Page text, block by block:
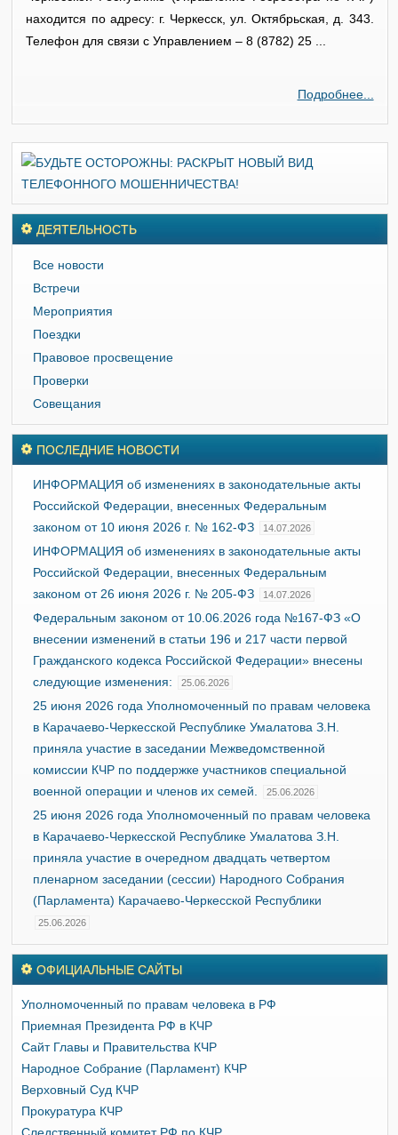
находится по адресу: г. Черкесск, ул. Октябрьская, д. 343.
Телефон для связи с Управлением – 8 (8782) 25 ...
Подробнее...
ДЕЯТЕЛЬНОСТЬ
Все новости
Встречи
Мероприятия
Поездки
Правовое просвещение
Проверки
Совещания
ПОСЛЕДНИЕ НОВОСТИ
ИНФОРМАЦИЯ об изменениях в законодательные акты
Российской Федерации, внесенных Федеральным
законом от 10 июня 2026 г. № 162-ФЗ
14.07.2026
ИНФОРМАЦИЯ об изменениях в законодательные акты
Российской Федерации, внесенных Федеральным
законом от 26 июня 2026 г. № 205-ФЗ
14.07.2026
Федеральным законом от 10.06.2026 года №167-ФЗ «О
внесении изменений в статьи 196 и 217 части первой
Гражданского кодекса Российской Федерации» внесены
следующие изменения:
25.06.2026
25 июня 2026 года Уполномоченный по правам человека
в Карачаево-Черкесской Республике Умалатова З.Н.
приняла участие в заседании Межведомственной
комиссии КЧР по поддержке участников специальной
военной операции и членов их семей.
25.06.2026
25 июня 2026 года Уполномоченный по правам человека
в Карачаево-Черкесской Республике Умалатова З.Н.
приняла участие в очередном двадцать четвертом
пленарном заседании (сессии) Народного Собрания
(Парламента) Карачаево-Черкесской Республики
25.06.2026
ОФИЦИАЛЬНЫЕ САЙТЫ
Уполномоченный по правам человека в РФ
Приемная Президента РФ в КЧР
Сайт Главы и Правительства КЧР
Народное Собрание (Парламент) КЧР
Верховный Суд КЧР
Прокуратура КЧР